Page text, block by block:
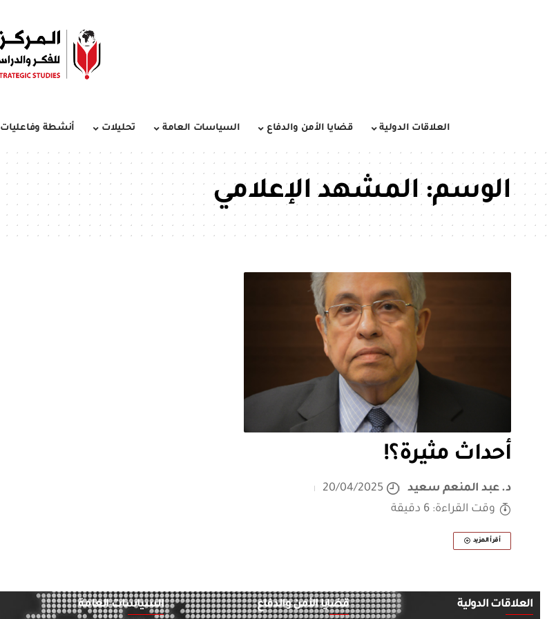
العلاقات الدولية قضايا الأمن والدفاع السياسات العامة تحليلات أنشطة وفاعليات
الوسم:المشهد الإعلامي
أحداث مثيرة؟!
د. عبد المنعم سعيد
20/04/2025
وقت القراءة: 6 دقيقة
أقرأ المزيد
العلاقات الدولية قضايا الأمن والدفاع السياسات العامة